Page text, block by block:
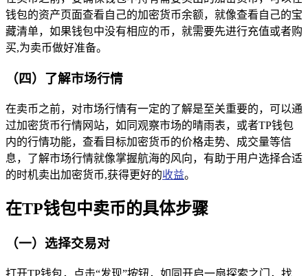
钱包的资产页面查看自己的加密货币余额，就像查看自己的宝
藏清单，如果钱包中没有相应的币，就需要先进行充值或者购
买,为卖币做好准备。
（四）了解市场行情
在卖币之前，对市场行情有一定的了解是至关重要的，可以通
过加密货币行情网站，如同观察市场的晴雨表，或者TP钱包
内的行情功能，查看目标加密货币的价格走势、成交量等信
息，了解市场行情就像掌握航海的风向，有助于用户选择合适
的时机卖出加密货币,获得更好的收益。
在TP钱包中卖币的具体步骤
（一）选择交易对
打开TP钱包，点击“发现”按钮，如同开启一扇探索之门，找